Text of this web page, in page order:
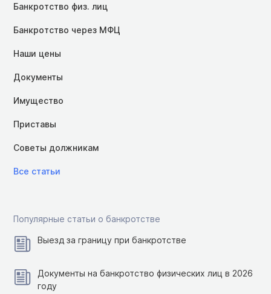
Банкротство физ. лиц
Банкротство через МФЦ
Наши цены
Документы
Имущество
Приставы
Советы должникам
Все статьи
Популярные статьи о банкротстве
Выезд за границу при банкротстве
Документы на банкротство физических лиц в 2026
году